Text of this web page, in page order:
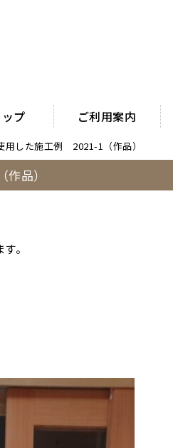
プ ご利用案内
用した施工例 2021-1（作品）
品）
。